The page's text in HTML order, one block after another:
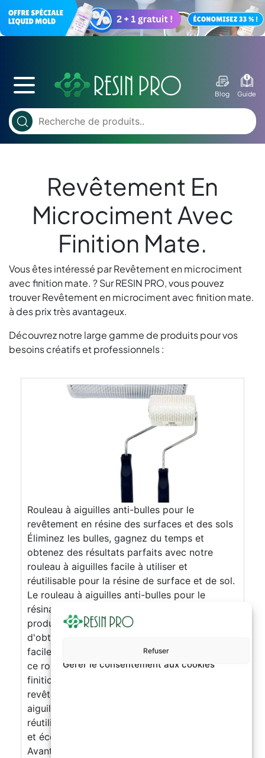
Gérer le consentement aux cookies
Refuser
Blog Guide
Revêtement En
Microciment Avec
Finition Mate.
Vous êtes intéressé par Revêtement en microciment
avec finition mate. ? Sur RESIN PRO, vous pouvez
trouver Revêtement en microciment avec finition mate.
à des prix très avantageux.
Découvrez notre large gamme de produits pour vos
besoins créatifs et professionnels :
Rouleau à aiguilles anti-bulles pour le
revêtement en résine des surfaces et des sols
Éliminez les bulles, gagnez du temps et
obtenez des résultats parfaits avec notre
rouleau à aiguilles facile à utiliser et
réutilisable pour la résine de surface et de sol.
Le rouleau à aiguilles anti-bulles pour le
résinage des surfaces et des sols est un
produit de haute qualité qui vous permet
d'obtenir des résultats parfaits rapidement et
facilement. Grâce à sa technologie innovante,
ce rouleau élimine les bulles et garantit une
finition uniforme et professionnelle même en
revêtement de résine. De plus, le rouleau à
aiguilles est facile à utiliser, facile à nettoyer et
réutilisable, ce qui en fait un choix écologique
et économique pour tous les bricoleurs.
Avantages : Élimine les bulles pour un résultat